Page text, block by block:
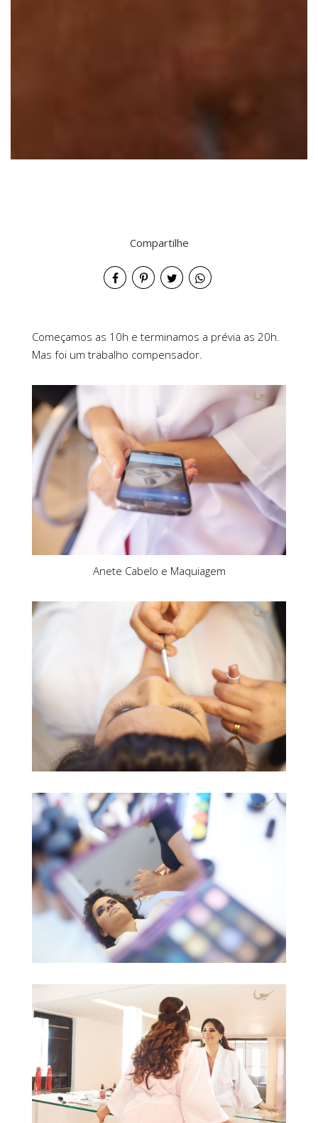
Compartilhe
Começamos as 10h e terminamos a prévia as 20h.
Mas foi um trabalho compensador.
Anete Cabelo e Maquiagem